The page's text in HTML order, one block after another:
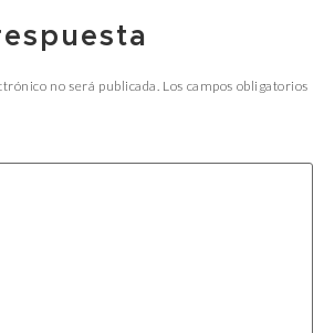
no será publicada. Los campos obligatorios